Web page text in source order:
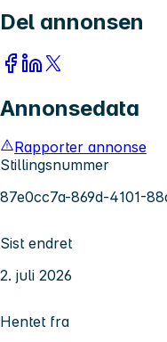
Del annonsen
Annonsedata
Rapporter annonse
Stillingsnummer
87e0cc7a-869d-4101-
Sist endret
2. juli 2026
Hentet fra